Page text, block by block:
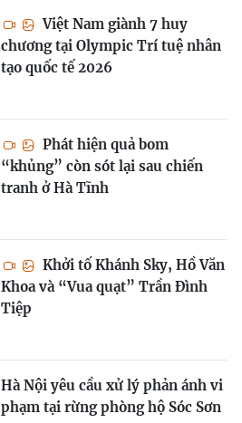
Việt Nam giành 7 huy
chương tại Olympic Trí tuệ nhân
tạo quốc tế 2026
Phát hiện quả bom
“khủng” còn sót lại sau chiến
tranh ở Hà Tĩnh
Khởi tố Khánh Sky, Hồ Văn
Khoa và “Vua quạt” Trần Đình
Tiệp
Hà Nội yêu cầu xử lý phản ánh vi
phạm tại rừng phòng hộ Sóc Sơn